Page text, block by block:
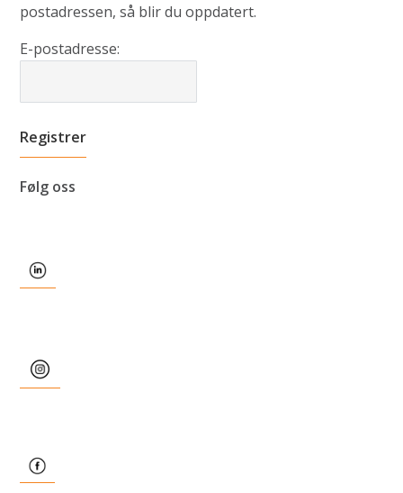
postadressen, så blir du oppdatert.
E-postadresse:
Følg oss